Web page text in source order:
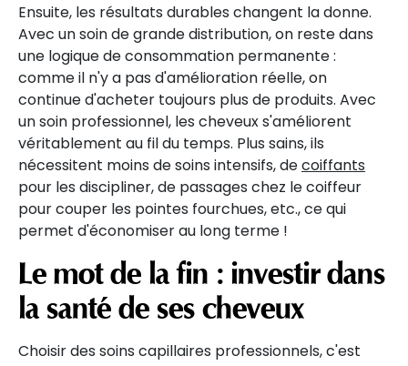
Ensuite, les résultats durables changent la donne.
Avec un soin de grande distribution, on reste dans
une logique de consommation permanente :
comme il n'y a pas d'amélioration réelle, on
continue d'acheter toujours plus de produits. Avec
un soin professionnel, les cheveux s'améliorent
véritablement au fil du temps. Plus sains, ils
nécessitent moins de soins intensifs, decoiffants
pour les discipliner, de passages chez le coiffeur
pour couper les pointes fourchues, etc., ce qui
permet d'économiser au long terme !
Le mot de la fin : investir dans
la santé de ses cheveux
Choisir des soins capillaires professionnels, c'est